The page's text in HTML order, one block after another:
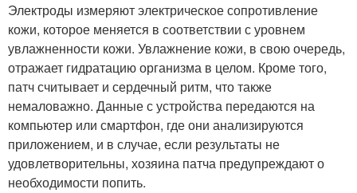
Электроды измеряют электрическое сопротивление
кожи, которое меняется в соответствии с уровнем
увлажненности кожи. Увлажнение кожи, в свою очередь,
отражает гидратацию организма в целом. Кроме того,
патч считывает и сердечный ритм, что также
немаловажно. Данные с устройства передаются на
компьютер или смартфон, где они анализируются
приложением, и в случае, если результаты не
удовлетворительны, хозяина патча предупреждают о
необходимости попить.